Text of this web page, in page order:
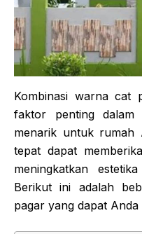
Kombinasi warna cat
faktor penting dalam
menarik untuk rumah
tepat dapat
meningkatkan
Berikut ini adalah
pagar yang dapat